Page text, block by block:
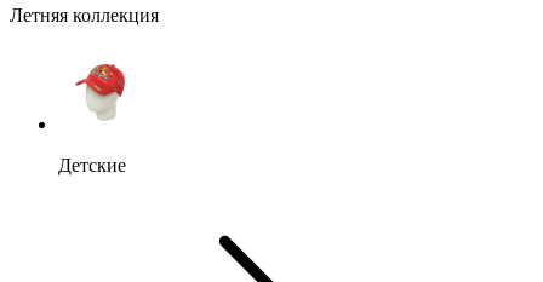
Летняя коллекция
Детские